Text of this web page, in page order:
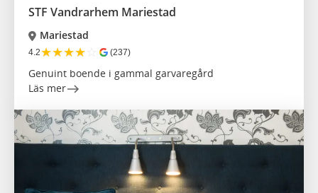
STF Vandrarhem Mariestad
Mariestad
4.2★★★★☆ (237)
Genuint boende i gammal garvaregård
Läs mer